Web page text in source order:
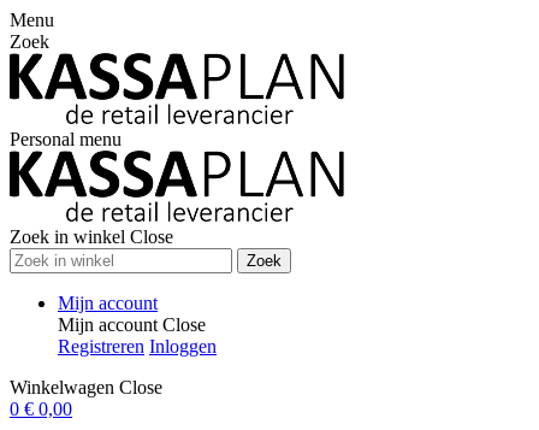
Menu
Zoek
Personal menu
Zoek in winkel Close
Zoek
Mijn account
Mijn account Close
Registreren Inloggen
Winkelwagen Close
0 € 0,00